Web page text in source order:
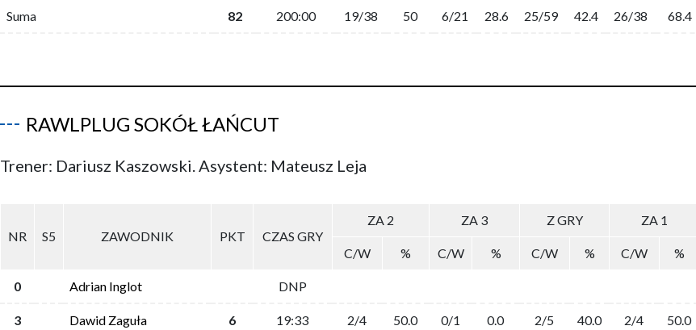
Suma 82 200:00 19/38 50 6/21 28.6 25/59 42.4 26/38 68.4
RAWLPLUG SOKÓŁ ŁAŃCUT
Trener: Dariusz Kaszowski. Asystent: Mateusz Leja
NR S5 ZAWODNIK PKT CZAS GRY
ZA 2 ZA 3 Z GRY ZA 1
C/W
% C/W % C/W % C/W %
0 Adrian Inglot DNP
3 Dawid Zaguła 6 19:33 2/4 50.0 0/1 0.0 2/5 40.0 2/4 50.0